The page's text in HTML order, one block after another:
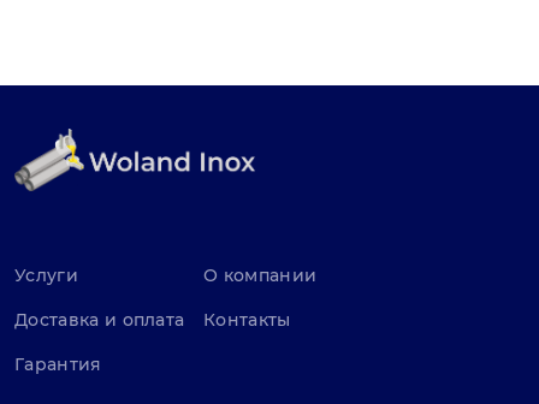
Услуги
Доставка и оплата
Гарантия
О компании
Контакты